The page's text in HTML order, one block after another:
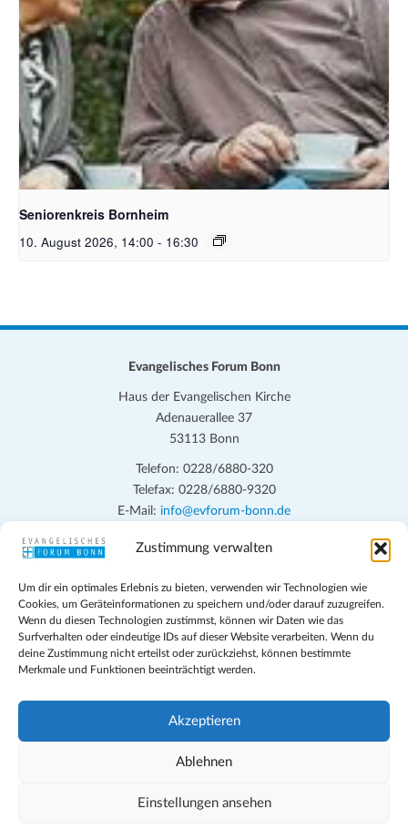
Zustimmung verwalten
Um dir ein optimales Erlebnis zu bieten, verwenden wir Technologien wie
Cookies, um Geräteinformationen zu speichern und/oder darauf zuzugreifen.
Wenn du diesen Technologien zustimmst, können wir Daten wie das
Surfverhalten oder eindeutige IDs auf dieser Website verarbeiten. Wenn du
deine Zustimmung nicht erteilst oder zurückziehst, können bestimmte
Merkmale und Funktionen beeinträchtigt werden.
Akzeptieren
Ablehnen
Einstellungen ansehen
Bildquelle Pixabay Free
Seniorenkreis Bornheim
10. August 2026, 14:00 - 16:30
Evangelisches Forum Bonn
Haus der Evangelischen Kirche
Adenauerallee 37
53113 Bonn
Telefon: 0228/6880-320
Telefax: 0228/6880-9320
E-Mail: info@evforum-bonn.de
Das Evangelische Forum Bonn will in seinen zentralen
persönlichen, beruflichen, kirchlichen und öffentlichen Lebens
eingehen, zu offener Begegnung und ehrlicher Auseinandersetzung
anregen und mithelfen, aus der Verheißung des Evangeliums heraus
im individuellen und gesellschaftlichen Leben verantwortlich zu
denken, zu reden und zu handeln.
Impressum
Teilnahmebedingungen
Cookie-Richtlinie (EU)